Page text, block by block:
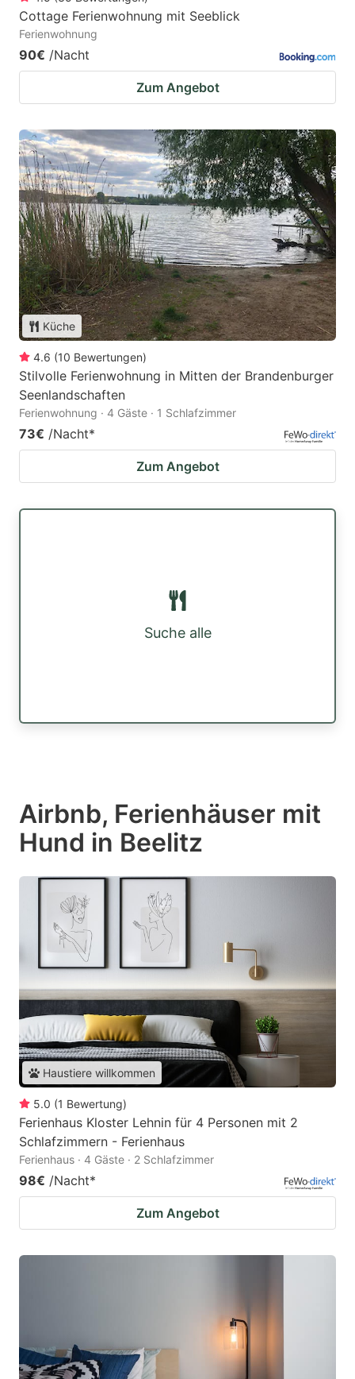
Cottage Ferienwohnung mit Seeblick
Ferienwohnung
90€ /Nacht
Zum Angebot
Küche
4.6 (10 Bewertungen)
Stilvolle Ferienwohnung in Mitten der Brandenburger
Seenlandschaften
Ferienwohnung · 4 Gäste · 1 Schlafzimmer
73€ /Nacht*
Zum Angebot
Suche alle
Airbnb, Ferienhäuser mit
Hund in Beelitz
Haustiere willkommen
5.0 (1 Bewertung)
Ferienhaus Kloster Lehnin für 4 Personen mit 2
Schlafzimmern - Ferienhaus
Ferienhaus · 4 Gäste · 2 Schlafzimmer
98€ /Nacht*
Zum Angebot